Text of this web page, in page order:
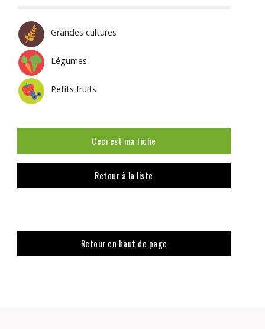
Grandes cultures
Légumes
Petits fruits
Ceci est ma fiche
Retour à la liste
Retour en haut de page